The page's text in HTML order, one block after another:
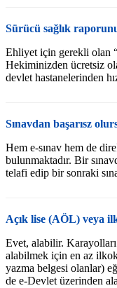
Sürücü sağlık
Ehliyet için gerekli olan
Hekiminizden ücretsiz
devlet hastanelerinden
Sınavdan başarısz
Hem e-sınav hem de
bulunmaktadır. Bir
telafi edip bir sonraki
Açık lise (AÖL) veya
Evet, alabilir.
alabilmek için en az
yazma belgesi olanlar)
de e-Devlet üzerinden